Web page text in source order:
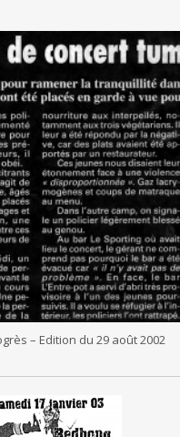
– Edition du 29 août 2002